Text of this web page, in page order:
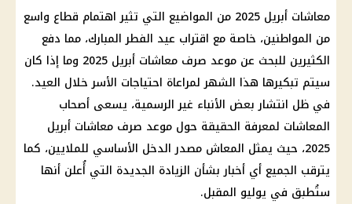
معاشات أبريل 2025 من المواضيع التي تثير اهتمام قطاع واسع
من المواطنين، خاصة مع اقتراب عيد الفطر المبارك، مما دفع
الكثيرين للبحث عن موعد صرف معاشات أبريل 2025 وما إذا كان
سيتم تبكيرها هذا الشهر لمراعاة احتياجات الأسر خلال العيد.
في ظل انتشار بعض الأنباء غير الرسمية، يسعى أصحاب
المعاشات لمعرفة الحقيقة حول موعد صرف معاشات أبريل
2025، حيث يمثل المعاش مصدر الدخل الأساسي للملايين، كما
يترقب الجميع أي أخبار بشأن الزيادة الجديدة التي أُعلن أنها
ستُطبق في يوليو المقبل.